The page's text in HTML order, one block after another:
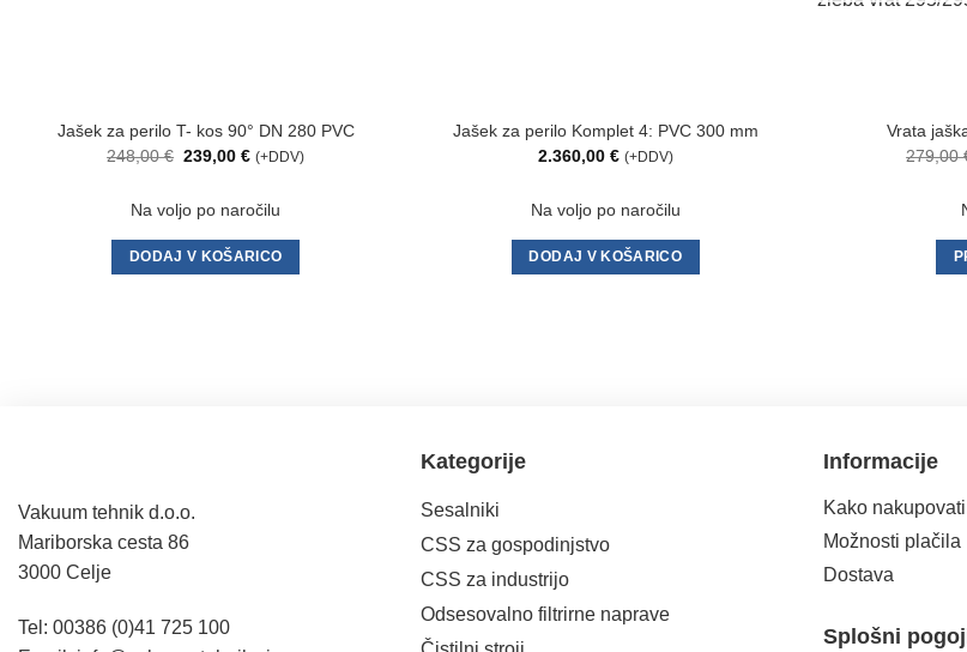
Jašek za perilo T- kos 90° DN 280 PVC
248,00€ Izvirna
bila:
248,00 €.
239,00€Trenutna
239,00 €.
(+DDV)
Na voljo po naročilu
DODAJ V KOŠARICO
Jašek za perilo Komplet 4: PVC 300 mm
2.360,00 € (+DDV)
Na voljo po naročilu
DODAJ V KOŠARICO
Vrata
279,00
Vakuum tehnik d.o.o.
Mariborska cesta 86
3000 Celje
Tel: 00386 (0)41 725 100
Kategorije
Sesalniki
CSS za gospodinjstvo
CSS za industrijo
Odsesovalno filtrirne naprave
Informacije
Kako nakupovati
Možnosti plačila
Dostava
Splošni